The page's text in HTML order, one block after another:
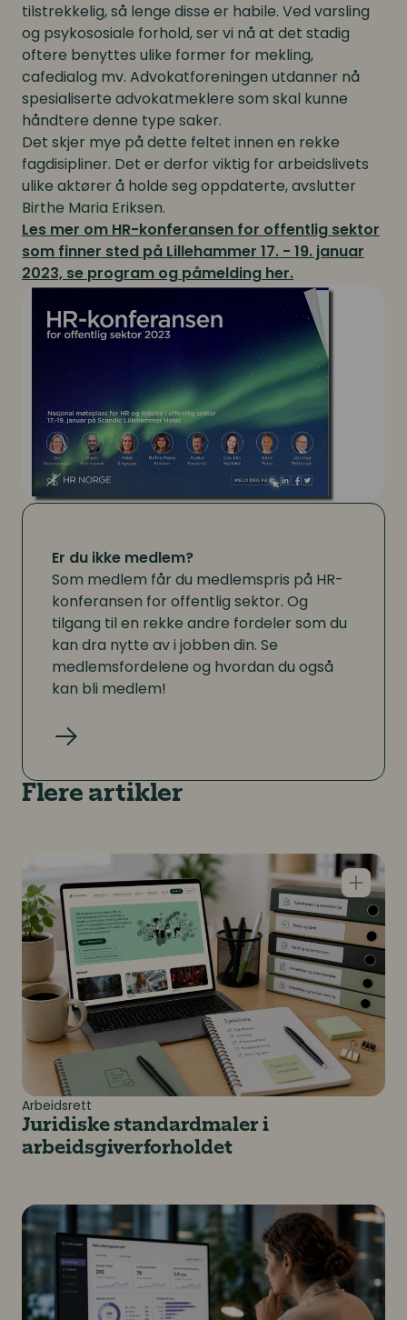
tilstrekkelig, så lenge disse er habile. Ved varsling
og psykososiale forhold, ser vi nå at det stadig
oftere benyttes ulike former for mekling,
cafedialog mv. Advokatforeningen utdanner nå
spesialiserte advokatmeklere som skal kunne
håndtere denne type saker.
Det skjer mye på dette feltet innen en rekke
fagdisipliner. Det er derfor viktig for arbeidslivets
ulike aktører å holde seg oppdaterte, avslutter
Birthe Maria Eriksen.
Les mer om HR-konferansen for offentlig sektor
som finner sted på Lillehammer 17. - 19. januar
2023, se program og påmelding her.
Er du ikke medlem?
Som medlem får du medlemspris på HR-
konferansen for offentlig sektor. Og
tilgang til en rekke andre fordeler som du
kan dra nytte av i jobben din. Se
medlemsfordelene og hvordan du også
kan bli medlem!
Flere artikler
Arbeidsrett
Juridiske standardmaler i
arbeidsgiverforholdet
Juridiske standardmaler i arbeidsgiverforholdet
Legger vi oss til (u)vaner som blir ulovlige?